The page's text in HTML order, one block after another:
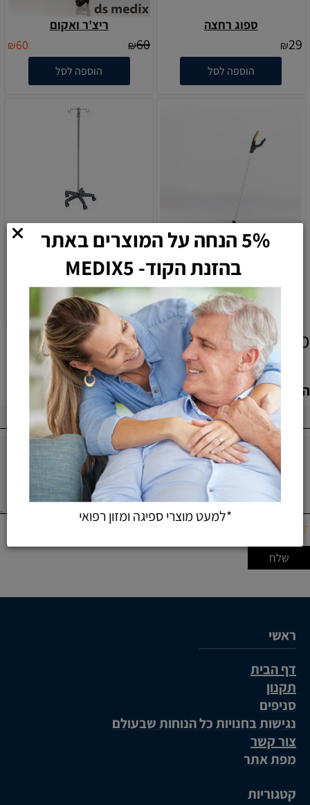
ספוג רחצה
₪29
הוספה לסל
ריצ'ר ואקום
₪60
₪60
הוספה לסל
הוספה לסל
₪290
הוספה לסל
מוצרים אחרונים שנצפו
הוספת חוות דעת
ראשי
דף הבית
תקנון
סניפים
נגישות בחנויות כל הנוחות שבעולם
צור קשר
מפת אתר
קטגוריות
5% הנחה על המוצרים באתר
בהזנת הקוד- MEDIX5
*למעט מוצרי ספיגה ומזון רפואי